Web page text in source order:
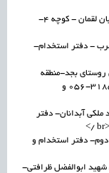
11- شهرکرد: کوی فرهنگیان - خیابان هلال احمر - خیابان لقمان - کوچه 4-
غرب - دفتر استخدام-
روبروی روستای بجد-منطقه
پدافند هوایی قائم آل محمد(عج)( شرق )،تلفن: 31855605-056 و
ملکی آبدانان- دفتر
دوم- دفتر استخدام و
شهید ابوالفضل ظرافتی-